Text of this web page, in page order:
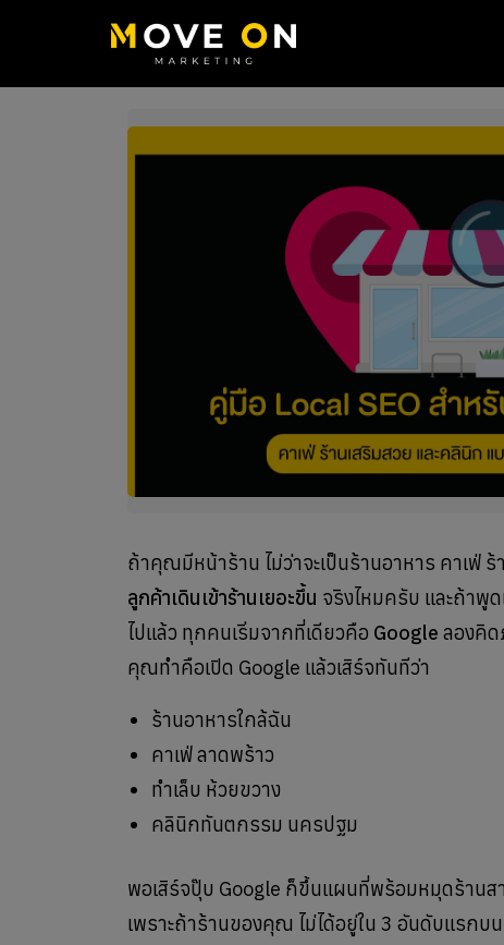
ถ้าคุณมีหน้าร้าน ไม่ว่าจะเป็นร้านอาหาร คาเฟ่
ลูกค้าเดินเข้าร้านเยอะขึ้น จริงไหมครับ และถ้าพู
ไปแล้ว ทุกคนเริ่มจากที่เดียวคือ Google ลองคิด
คุณทำคือเปิด Google แล้วเสิร์จทันทีว่า
ร้านอาหารใกล้ฉัน
คาเฟ่ ลาดพร้าว
ทำเล็บ ห้วยขวาง
คลินิกทันตกรรม นครปฐม
พอเสิร์จปุ๊บ Google ก็ขึ้นแผนที่พร้อมหมุดร้านส
เพราะถ้าร้านของคุณ ไม่ได้อยู่ใน 3 อันดับแรกบ